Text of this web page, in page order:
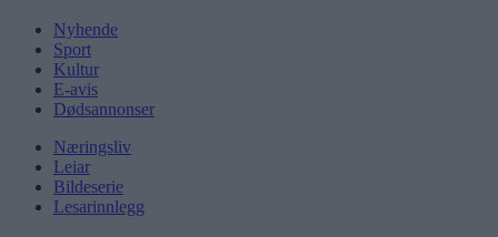
Nyhende
Sport
Kultur
E-avis
Dødsannonser
Næringsliv
Leiar
Bildeserie
Lesarinnlegg